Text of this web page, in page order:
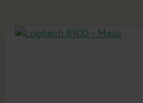
Produktgalerie überspringen